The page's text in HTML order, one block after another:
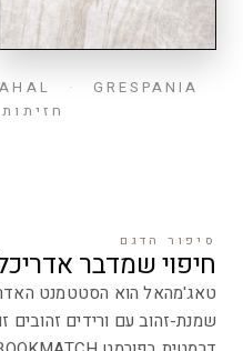
· GRESPANIA · ספרד
סיפור הדגם
חיפוי שמדבר
טאג'מהאל הוא הסטטמנט
שמנת-זהוב עם ורידים זהובים